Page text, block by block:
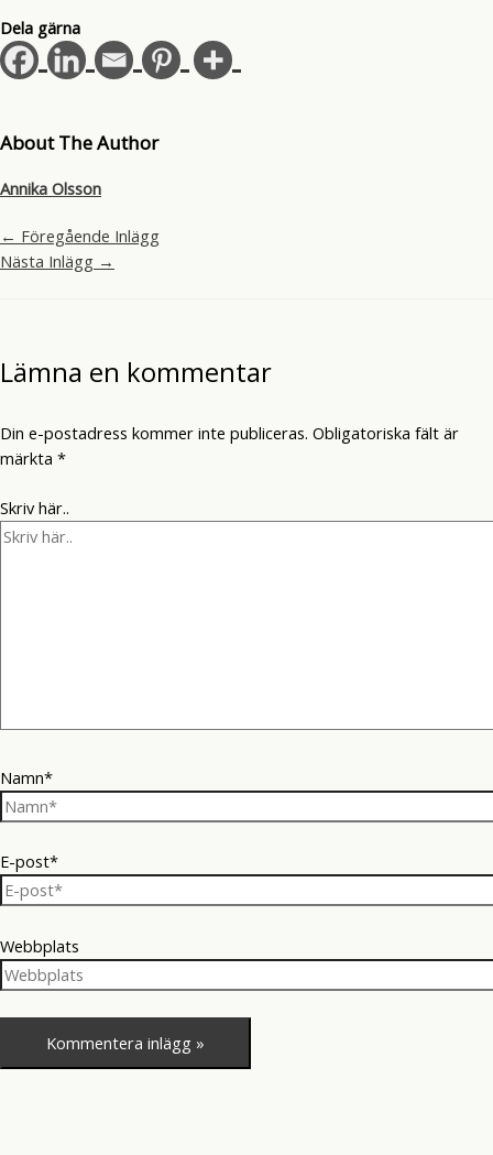
Dela gärna
About The Author
Annika Olsson
← Föregående Inlägg
Nästa Inlägg →
Lämna en kommentar
Din e-postadress kommer inte publiceras. Obligatoriska fält är
märkta *
Skriv här..
Namn*
E-post*
Webbplats